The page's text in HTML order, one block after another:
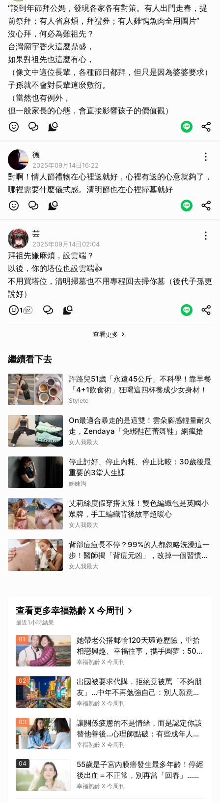
“談到年節拜公媽，發現各家各有對策。有人出門走春，提
前祭拜；有人省麻煩，拜禮券；有人雞鴨魚肉全用圖片”
沒心拜，何必為難祖先？
台灣廟宇香火這麼鼎盛，
如果對祖先也這麼有心，
（像文中這位長輩，各種節日都拜，但只是因為婆婆要求）
子孫就不會對長輩這麼敷衍。
（當然也有例外，
但一般家長的心態，會直接影響孩子的價值觀）
德
2025年09月14日16:22
對啊！情人節禮物在心裡送就好，心裡有送的心意就夠了，
哪裡需要什麼儀式感。清明節也在心裡掃墓就好
芸
2025年09月14日02:04
拜祖先嫌麻煩，設雲端？
以後，你的塔位也設雲端👍
不用買塔位，清明掃墓也不用專程回去掃你墓（後代子孫更
說好）
1
查看更多
繼續看下去
許路兒51歲「永遠45公斤」不科學！靠早餐
「4+1飲食術」狂喝這四杯養成少女身材！
Styletc
On最適合暴走的是這雙！雲朵腳感輕量耐久
走，Zendaya「免綁鞋芭蕾舞鞋」網瘋搶
女人我最大
停止討好、停止內耗、停止比較：30歲後最
重要的3堂人生課
姊妹淘
艾莉絲度假穿搭太辣！雙色編織包是英國小
眾牌，手工編織背後故事超暖心
女人我最大
背部痘痘長不停？99%的人都忽略洗澡這一
步！醫師揭「背痘元凶」，改掉一個習慣真
的差很多
女人我最大
查看更多幸福熟齡 X 今周刊
最近1小時結果
01
她帶老公搭郵輪120天環遊歷險，重拾
相戀興趣、幸福往事，攜手圓夢：50
後，要當懂生活演員！
幸福熟齡 X 今周刊
02
出國被要求代購，拒絕竟被罵「不夠朋
友」…中年不再勉強自己：別人願意幫
忙是情分，不是本分
幸福熟齡 X 今周刊
03
讓關係疲憊的不是情緒，而是認定你該
替他善後…心理師點破：有些成年人內
心仍在等待「媽媽」安撫
幸福熟齡 X 今周刊
04
55歲是子宮內膜癌發生最多年齡！停經
後出血＝不正常，別再當「回春」…每
年3檢查保命：早期治癒率達9成5
幸福熟齡 X 今周刊